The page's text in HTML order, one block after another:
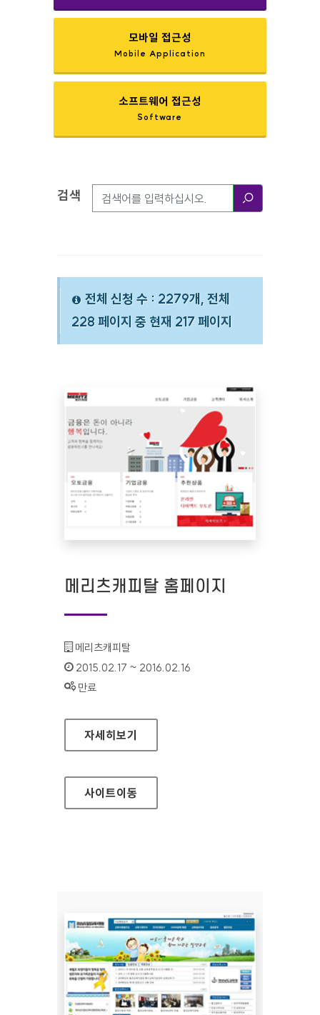
모바일 접근성
Mobile Application
소프트웨어 접근성
Software
검색옵션
검색
전체 신청 수 : 2279개, 전체
228 페이지 중 현재 217 페이지
메리츠캐피탈 홈페이지
기관명 :
메리츠캐피탈
인증기간 :
2015.02.17 ~ 2016.02.16
상태 :
만료
메리츠캐피탈 홈페이지
자세히보기
사이트이동